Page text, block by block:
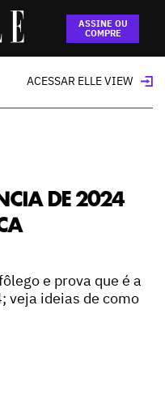
ASSINE OU
COMPRE
de 2024 não é nada
ACESSAR ELLE VIEW
DE 2024
e prova que é a
veja ideias de como